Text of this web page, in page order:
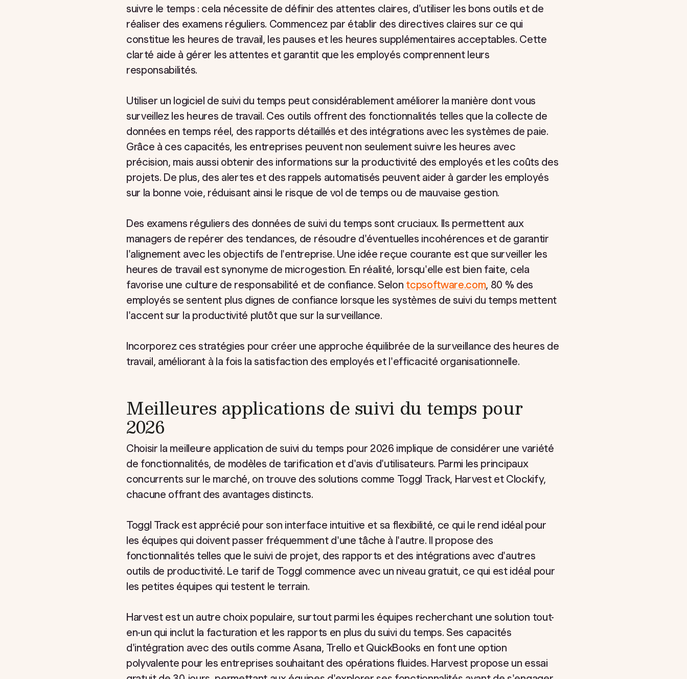
suivre le temps : cela nécessite de définir des attentes claires, d'utiliser les bons outils et de
réaliser des examens réguliers. Commencez par établir des directives claires sur ce qui
constitue les heures de travail, les pauses et les heures supplémentaires acceptables. Cette
clarté aide à gérer les attentes et garantit que les employés comprennent leurs
responsabilités.
Utiliser un logiciel de suivi du temps peut considérablement améliorer la manière dont vous
surveillez les heures de travail. Ces outils offrent des fonctionnalités telles que la collecte de
données en temps réel, des rapports détaillés et des intégrations avec les systèmes de paie.
Grâce à ces capacités, les entreprises peuvent non seulement suivre les heures avec
précision, mais aussi obtenir des informations sur la productivité des employés et les coûts des
projets. De plus, des alertes et des rappels automatisés peuvent aider à garder les employés
sur la bonne voie, réduisant ainsi le risque de vol de temps ou de mauvaise gestion.
Des examens réguliers des données de suivi du temps sont cruciaux. Ils permettent aux
managers de repérer des tendances, de résoudre d'éventuelles incohérences et de garantir
l'alignement avec les objectifs de l'entreprise. Une idée reçue courante est que surveiller les
heures de travail est synonyme de microgestion. En réalité, lorsqu'elle est bien faite, cela
favorise une culture de responsabilité et de confiance. Selon tcpsoftware.com, 80 % des
employés se sentent plus dignes de confiance lorsque les systèmes de suivi du temps mettent
l'accent sur la productivité plutôt que sur la surveillance.
Incorporez ces stratégies pour créer une approche équilibrée de la surveillance des heures de
travail, améliorant à la fois la satisfaction des employés et l'efficacité organisationnelle.
Meilleures applications de suivi du temps pour
2026
Choisir la meilleure application de suivi du temps pour 2026 implique de considérer une variété
de fonctionnalités, de modèles de tarification et d'avis d'utilisateurs. Parmi les principaux
concurrents sur le marché, on trouve des solutions comme Toggl Track, Harvest et Clockify,
chacune offrant des avantages distincts.
Toggl Track est apprécié pour son interface intuitive et sa flexibilité, ce qui le rend idéal pour
les équipes qui doivent passer fréquemment d'une tâche à l'autre. Il propose des
fonctionnalités telles que le suivi de projet, des rapports et des intégrations avec d'autres
outils de productivité. Le tarif de Toggl commence avec un niveau gratuit, ce qui est idéal pour
les petites équipes qui testent le terrain.
Harvest est un autre choix populaire, surtout parmi les équipes recherchant une solution tout-
en-un qui inclut la facturation et les rapports en plus du suivi du temps. Ses capacités
d'intégration avec des outils comme Asana, Trello et QuickBooks en font une option
polyvalente pour les entreprises souhaitant des opérations fluides. Harvest propose un essai